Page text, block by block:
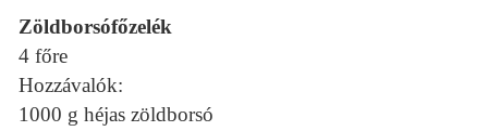
Zöldborsófőzelék
4 főre
Hozzávalók:
1000 g héjas zöldborsó